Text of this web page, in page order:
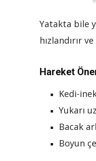
Yatakta bile
hızlandırır
Hareket
Kedi-
Yukarı
Bacak
Boyun